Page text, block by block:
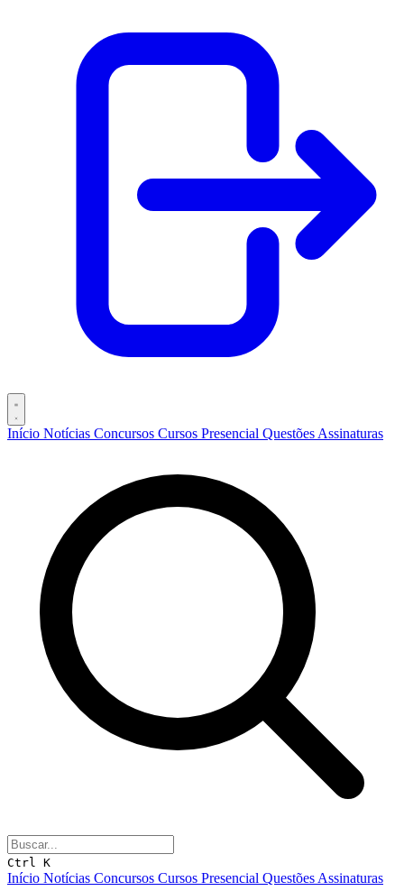
Início Notícias Concursos Cursos Presencial Questões Assinaturas
Ctrl K
Início Notícias Concursos Cursos Presencial Questões Assinaturas